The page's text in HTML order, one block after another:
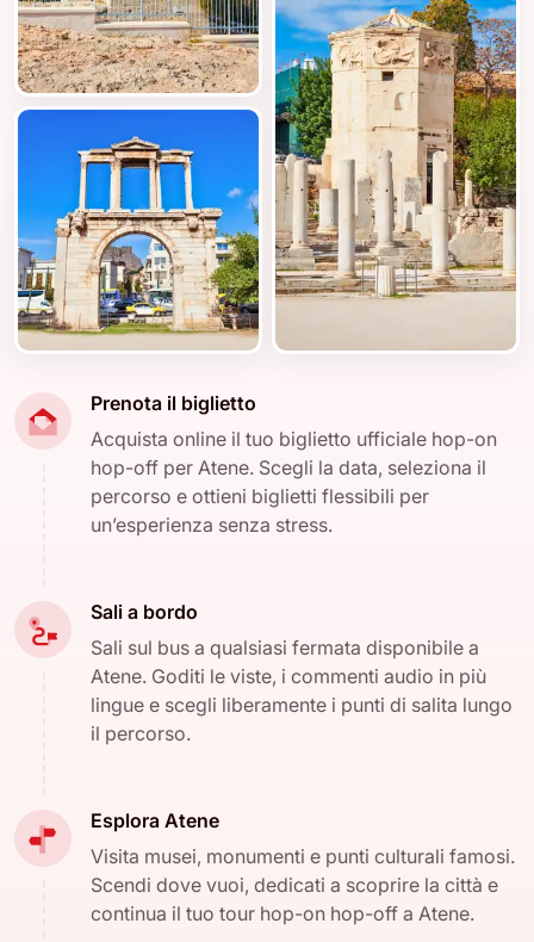
Prenota il biglietto
Acquista online il tuo biglietto ufficiale hop-on
hop-off per Atene. Scegli la data, seleziona il
percorso e ottieni biglietti flessibili per
un’esperienza senza stress.
Sali a bordo
Sali sul bus a qualsiasi fermata disponibile a
Atene. Goditi le viste, i commenti audio in più
lingue e scegli liberamente i punti di salita lungo
il percorso.
Esplora Atene
Visita musei, monumenti e punti culturali famosi.
Scendi dove vuoi, dedicati a scoprire la città e
continua il tuo tour hop-on hop-off a Atene.